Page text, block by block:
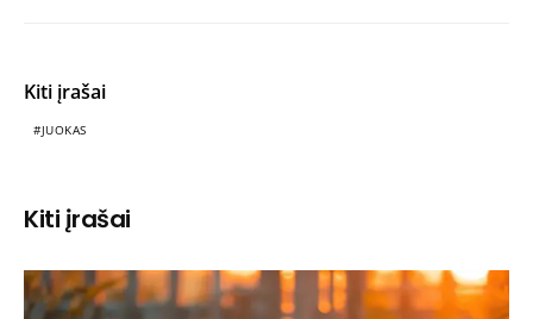
Kiti įrašai
JUOKAS
Kiti įrašai